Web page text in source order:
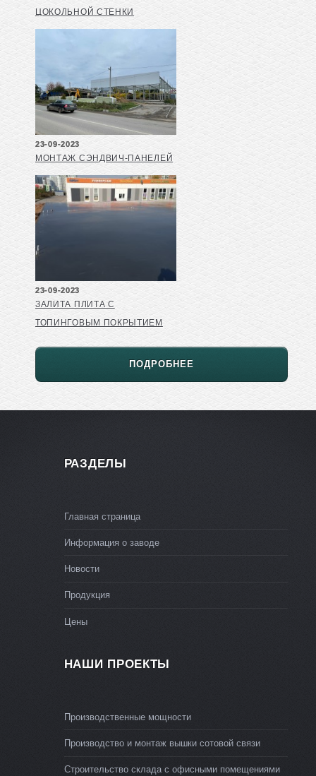
ЦОКОЛЬНОЙ СТЕНКИ
23-09-2023
МОНТАЖ СЭНДВИЧ-ПАНЕЛЕЙ
23-09-2023
ЗАЛИТА ПЛИТА С
ТОПИНГОВЫМ ПОКРЫТИЕМ
ПОДРОБНЕЕ
РАЗДЕЛЫ
Главная страница
Информация о заводе
Новости
Продукция
Цены
НАШИ ПРОЕКТЫ
Производственные мощности
Производство и монтаж вышки сотовой связи
Строительство склада с офисными помещениями